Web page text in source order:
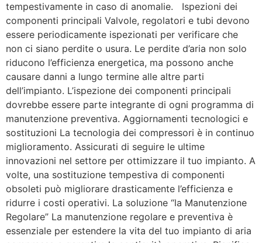
tempestivamente in caso di anomalie. Ispezioni dei
componenti principali Valvole, regolatori e tubi devono
essere periodicamente ispezionati per verificare che
non ci siano perdite o usura. Le perdite d’aria non solo
riducono l’efficienza energetica, ma possono anche
causare danni a lungo termine alle altre parti
dell’impianto. L’ispezione dei componenti principali
dovrebbe essere parte integrante di ogni programma di
manutenzione preventiva. Aggiornamenti tecnologici e
sostituzioni La tecnologia dei compressori è in continuo
miglioramento. Assicurati di seguire le ultime
innovazioni nel settore per ottimizzare il tuo impianto. A
volte, una sostituzione tempestiva di componenti
obsoleti può migliorare drasticamente l’efficienza e
ridurre i costi operativi. La soluzione “la Manutenzione
Regolare” La manutenzione regolare e preventiva è
essenziale per estendere la vita del tuo impianto di aria